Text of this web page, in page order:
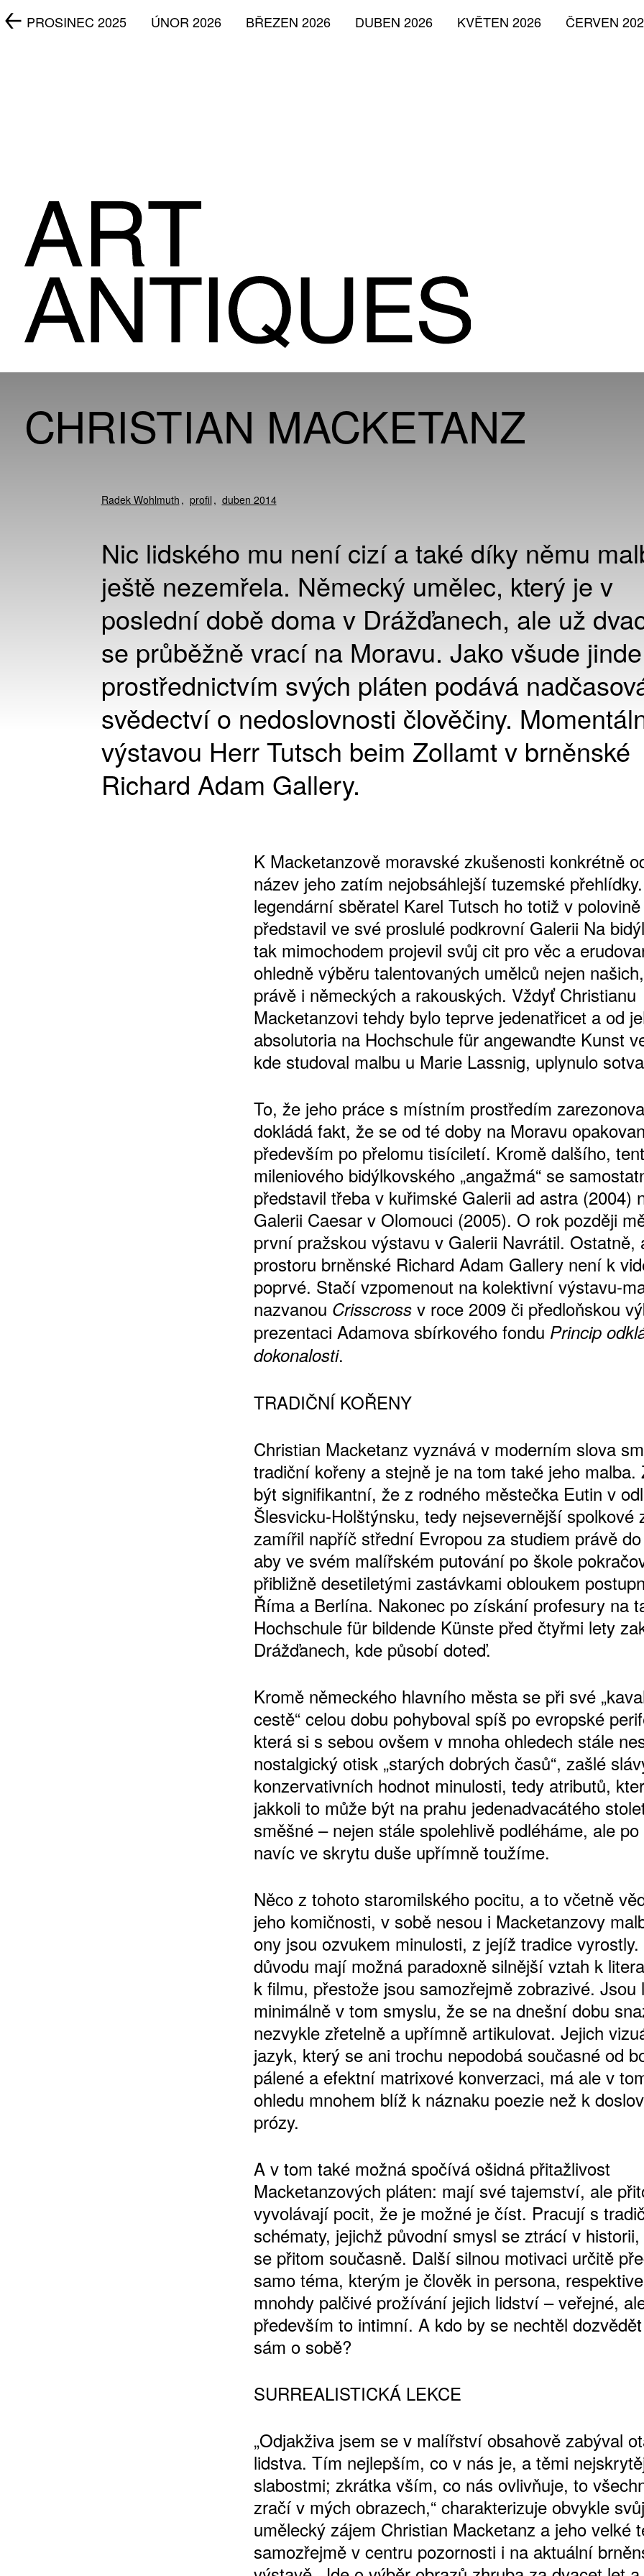
ČERVEN
KVĚTEN 2026
DUBEN 2026
BŘEZEN 2026
ÚNOR 2026
PROSINEC 2025
CHRISTIAN MACKETANZ
Radek Wohlmuth profil duben 2014
Nic lidského mu není cizí a také díky němu
ještě nezemřela. Německý umělec, který je v
poslední době doma v Drážďanech, ale už
se průběžně vrací na Moravu. Jako všude
prostřednictvím svých pláten podává
svědectví o nedoslovnosti člověčiny.
výstavou Herr Tutsch beim Zollamt v brněnské
Richard Adam Gallery.
K Macketanzově moravské zkušenosti konkrétně
název jeho zatím nejobsáhlejší tuzemské
legendární sběratel Karel Tutsch ho totiž v
představil ve své proslulé podkrovní Galerii Na
tak mimochodem projevil svůj cit pro věc a
ohledně výběru talentovaných umělců nejen
právě i německých a rakouských. Vždyť Christianu
Macketanzovi tehdy bylo teprve jedenatřicet a od
absolutoria na Hochschule für angewandte Kunst
kde studoval malbu u Marie Lassnig, uplynulo
To, že jeho práce s místním prostředím
dokládá fakt, že se od té doby na Moravu
především po přelomu tisíciletí. Kromě dalšího,
mileniového bidýlkovského „angažmá“ se
představil třeba v kuřimské Galerii ad astra (2004)
Galerii Caesar v Olomouci (2005). O rok později
první pražskou výstavu v Galerii Navrátil. Ostatně,
prostoru brněnské Richard Adam Gallery není k
poprvé. Stačí vzpomenout na kolektivní výstavu-
nazvanou Crisscross v roce 2009 či předloňskou
prezentaci Adamova sbírkového fondu Princip
dokonalosti.
TRADIČNÍ KOŘENY
Christian Macketanz vyznává v moderním slova
tradiční kořeny a stejně je na tom také jeho malba.
být signifikantní, že z rodného městečka Eutin v
Šlesvicku-Holštýnsku, tedy nejsevernější spolkové
zamířil napříč střední Evropou za studiem právě
aby ve svém malířském putování po škole
přibližně desetiletými zastávkami obloukem
Říma a Berlína. Nakonec po získání profesury na
Hochschule für bildende Künste před čtyřmi lety
Drážďanech, kde působí doteď.
Kromě německého hlavního města se při své
cestě“ celou dobu pohyboval spíš po evropské
která si s sebou ovšem v mnoha ohledech stále
nostalgický otisk „starých dobrých časů“, zašlé
konzervativních hodnot minulosti, tedy atributů,
jakkoli to může být na prahu jedenadvacátého
směšné – nejen stále spolehlivě podléháme, ale po
navíc ve skrytu duše upřímně toužíme.
Něco z tohoto staromilského pocitu, a to včetně
jeho komičnosti, v sobě nesou i Macketanzovy
ony jsou ozvukem minulosti, z jejíž tradice
důvodu mají možná paradoxně silnější vztah k
k filmu, přestože jsou samozřejmě zobrazivé. Jsou
minimálně v tom smyslu, že se na dnešní dobu
nezvykle zřetelně a upřímně artikulovat. Jejich
jazyk, který se ani trochu nepodobá současné od
pálené a efektní matrixové konverzaci, má ale v
ohledu mnohem blíž k náznaku poezie než k
prózy.
A v tom také možná spočívá ošidná přitažlivost
Macketanzových pláten: mají své tajemství, ale
vyvolávají pocit, že je možné je číst. Pracují s
schématy, jejichž původní smysl se ztrácí v
se přitom současně. Další silnou motivaci určitě
samo téma, kterým je člověk in persona,
mnohdy palčivé prožívání jejich lidství – veřejné,
především to intimní. A kdo by se nechtěl
sám o sobě?
SURREALISTICKÁ LEKCE
„Odjakživa jsem se v malířství obsahově zabýval
lidstva. Tím nejlepším, co v nás je, a těmi
slabostmi; zkrátka vším, co nás ovlivňuje, to
zračí v mých obrazech,“ charakterizuje obvykle
umělecký zájem Christian Macketanz a jeho velké
samozřejmě v centru pozornosti i na aktuální
ROČNÍ PŘEDPLATNÉ
10 TIŠTĚNÝCH ČÍSEL
365 DNÍ ONLINE VERZE
ČLENSKÁ KARTA ARTCARD
KOUPIT PŘEDPLATNÉ